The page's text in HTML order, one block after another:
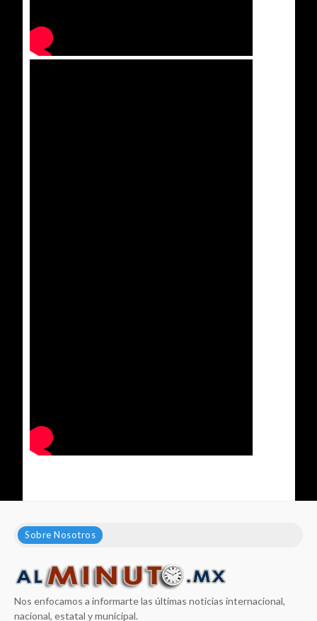
Sobre Nosotros
Nos enfocamos a informarte las últimas noticias internacional,
nacional, estatal y municipal.